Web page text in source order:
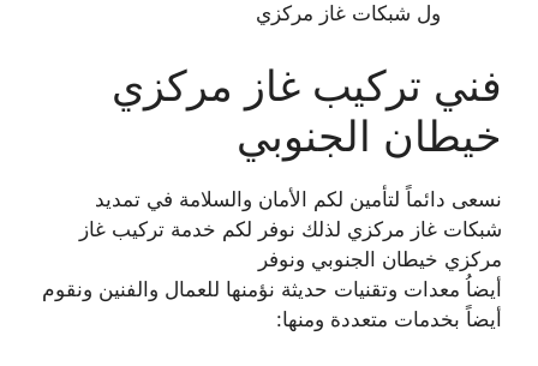
ول شبكات غاز مركزي
فني تركيب غاز مركزي
خيطان الجنوبي
نسعى دائماً لتأمين لكم الأمان والسلامة في تمديد
شبكات غاز مركزي لذلك نوفر لكم خدمة تركيب غاز
مركزي خيطان الجنوبي ونوفر
أيضاُ معدات وتقنيات حديثة نؤمنها للعمال والفنين ونقوم
أيضاً بخدمات متعددة ومنها: